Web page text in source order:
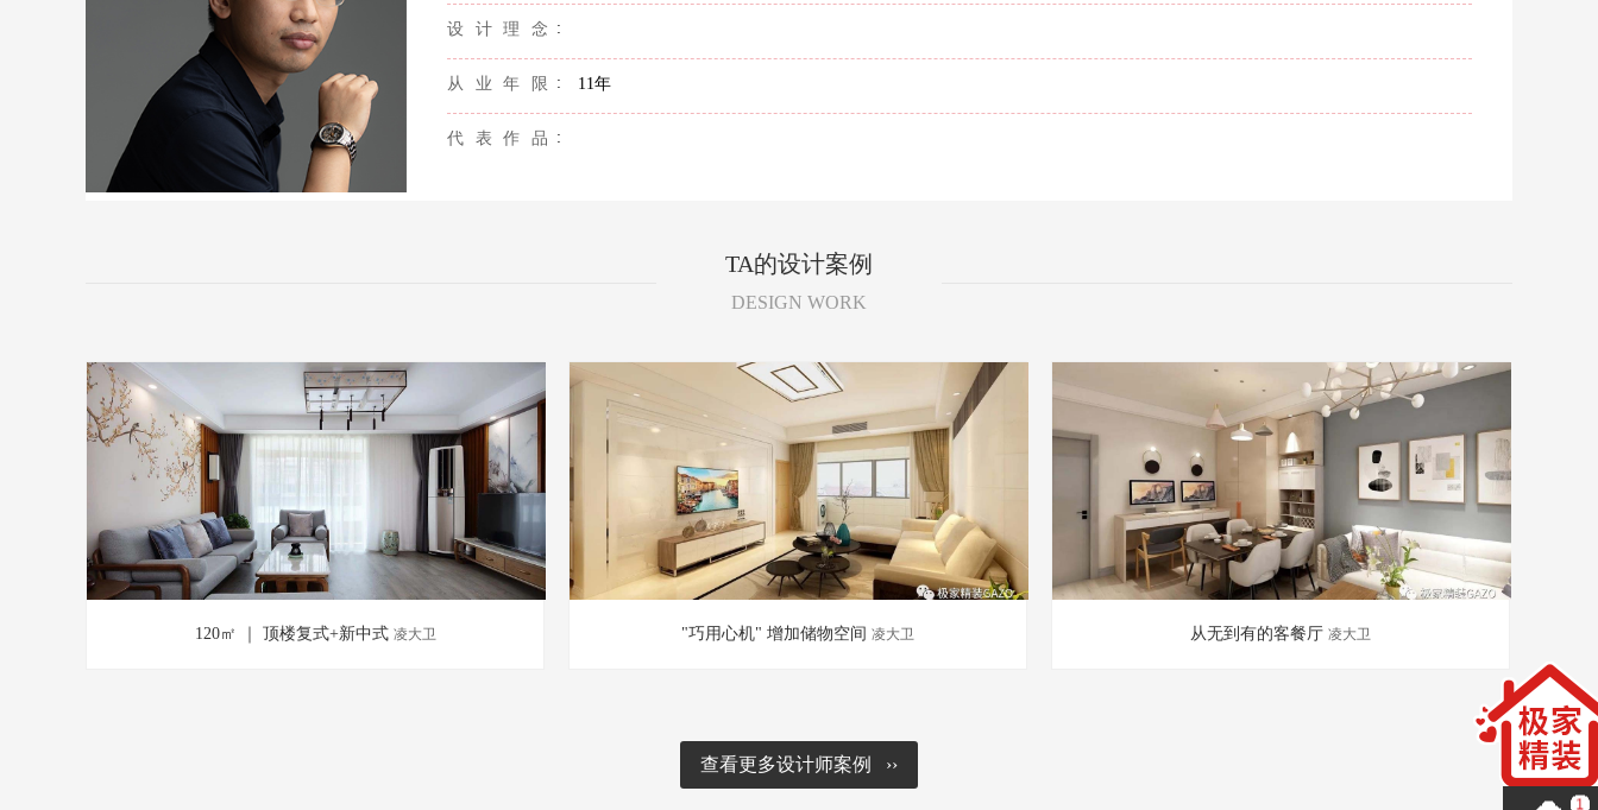
设计理念
从业年限 11年
代表作品
TA的设计案例
DESIGN WORK
120㎡ ｜ 顶楼复式+新中式 凌大卫 "巧用心机" 增加储物空间 凌大卫 从无到有的客餐厅 凌大卫
查看更多设计师案例 ››